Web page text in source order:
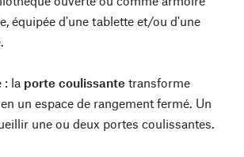
équipée d'une tablette et/ou d'une
: la porte coulissante transforme
un espace de rangement fermé. Un
une ou deux portes coulissantes.